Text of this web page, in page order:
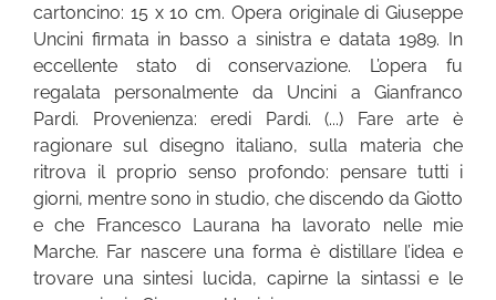
cartoncino: 15 x 10 cm. Opera originale di Giuseppe
Uncini firmata in basso a sinistra e datata 1989. In
eccellente stato di conservazione. L’opera fu
regalata personalmente da Uncini a Gianfranco
Pardi. Provenienza: eredi Pardi. (...) Fare arte è
ragionare sul disegno italiano, sulla materia che
ritrova il proprio senso profondo: pensare tutti i
giorni, mentre sono in studio, che discendo da Giotto
e che Francesco Laurana ha lavorato nelle mie
Marche. Far nascere una forma è distillare l’idea e
trovare una sintesi lucida, capirne la sintassi e le